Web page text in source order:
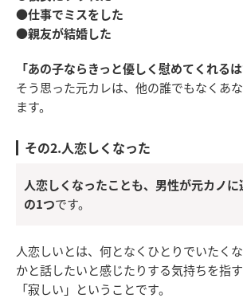
●仕事でミスをした
●親友が結婚した
「あの子ならきっと優しく慰めてくれるは
そう思った元カレは、他の誰でもなくあ
ます。
その2.人恋しくなった
人恋しくなったことも、男性が元カノ
の1つです。
人恋しいとは、何となくひとりでいたく
かと話したいと感じたりする気持ちを指
「寂しい」ということです。